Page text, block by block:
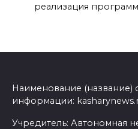
реализация
Наименование (название)
информации:
Учредитель: Автономная